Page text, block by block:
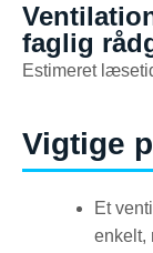
faglig
Estimeret
Vigtige
Et
enkelt,